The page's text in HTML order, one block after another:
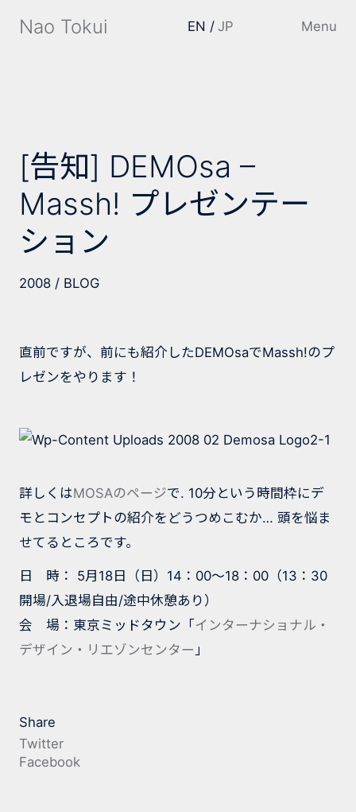
Nao Tokui EN JP Menu
[告知] DEMOsa –
Massh! プレゼンテー
ション
2008 BLOG
直前ですが、前にも紹介したDEMOsaでMassh!のプ
レゼンをやります！
詳しくはMOSAのページで. 10分という時間枠にデ
モとコンセプトの紹介をどうつめこむか… 頭を悩ま
せてるところです。
日 時： 5月18日（日）14：00〜18：00（13：30
開場/入退場自由/途中休憩あり）
会 場：東京ミッドタウン「 インターナショナル・
デザイン・リエゾンセンター」
Share
Twitter
Facebook